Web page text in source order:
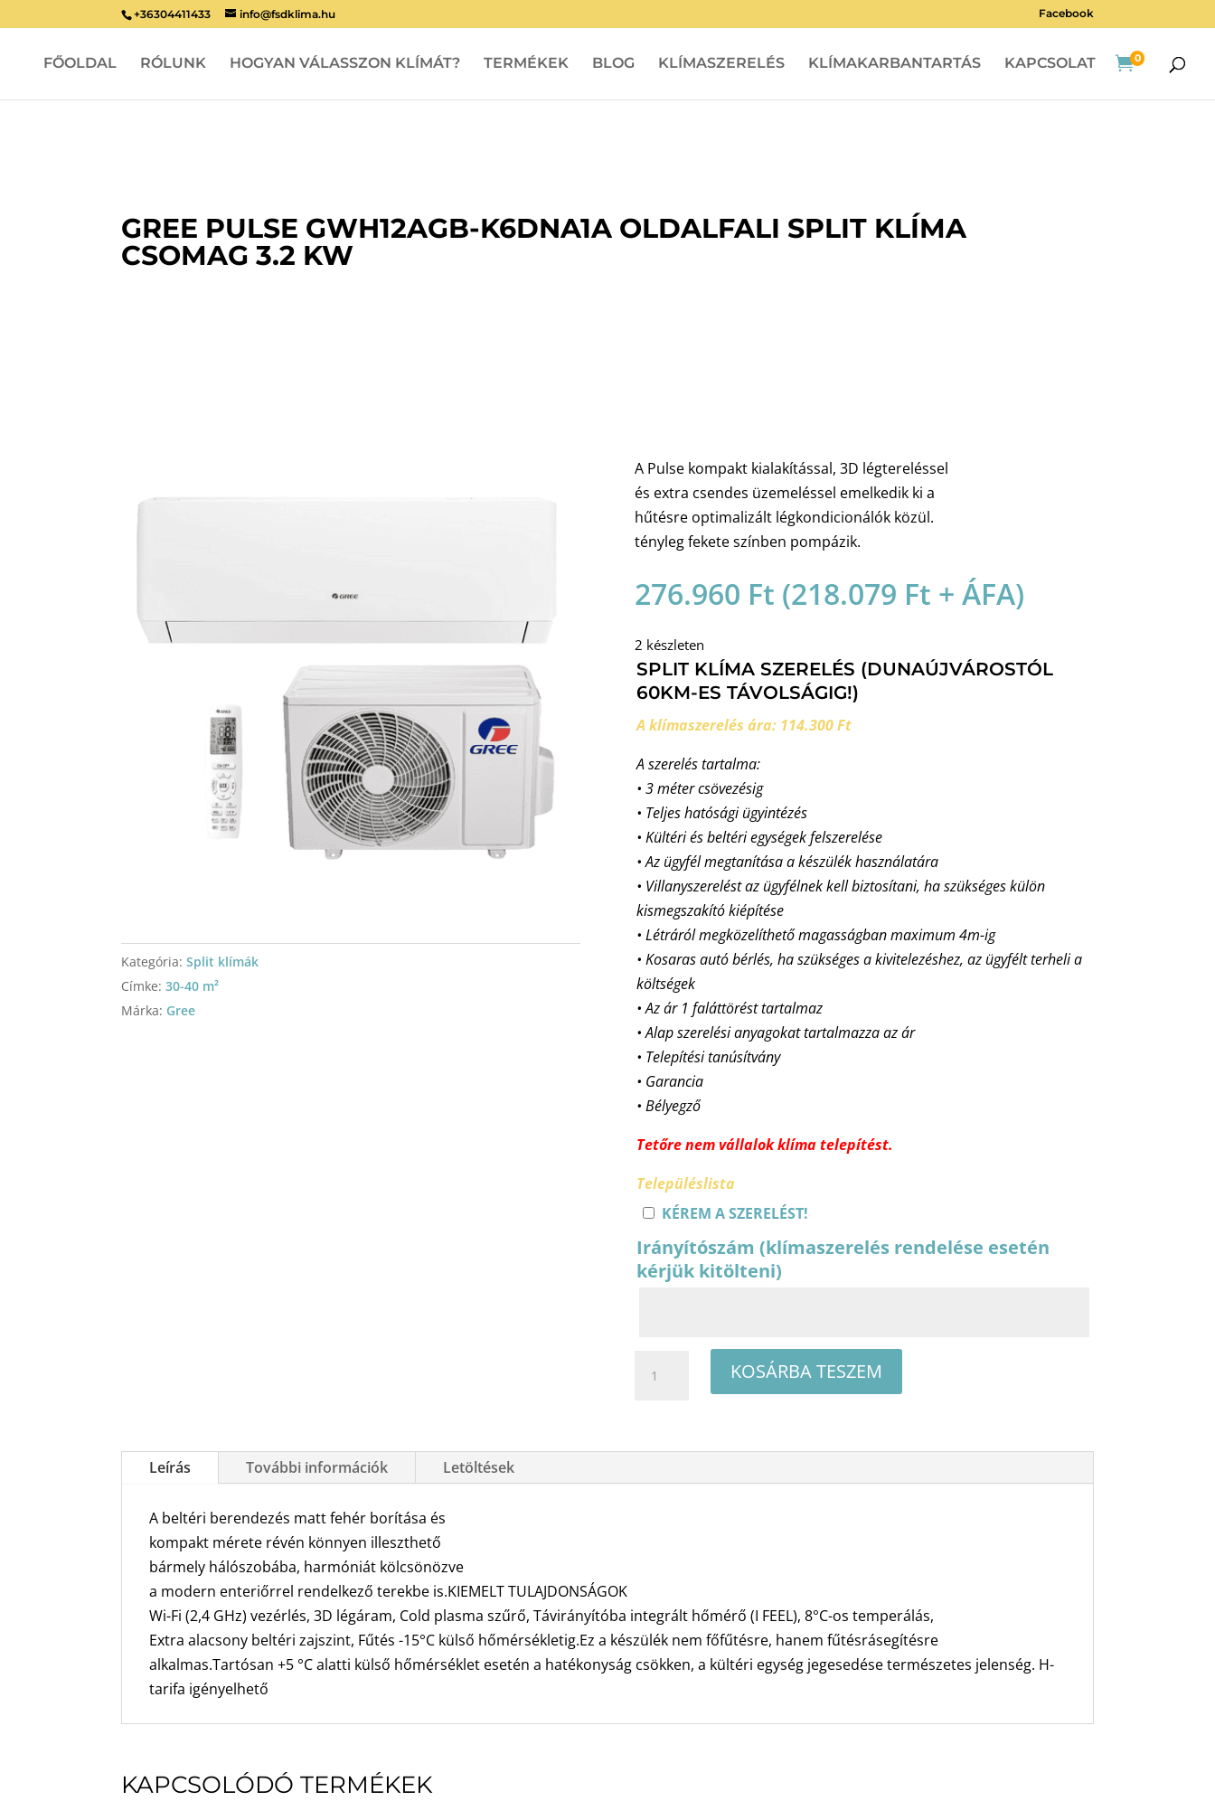
+36304411433 info@fsdklima.hu Facebook
FŐOLDAL RÓLUNK HOGYAN VÁLASSZON KLÍMÁT? TERMÉKEK BLOG KLÍMASZERELÉS KLÍMAKARBANTARTÁS KAPCSOLAT 0
GREE PULSE GWH12AGB-K6DNA1A OLDALFALI SPLIT KLÍMA
CSOMAG 3.2 KW
Kategória:Split klímák
Címke:30-40 m²
Márka: Gree
A Pulse kompakt kialakítással, 3D légtereléssel
és extra csendes üzemeléssel emelkedik ki a
hűtésre optimalizált légkondicionálók közül.
tényleg fekete színben pompázik.
276.960 Ft (218.079 Ft + ÁFA)
2 készleten
SPLIT KLÍMA SZERELÉS (DUNAÚJVÁROSTÓL
60KM-ES TÁVOLSÁGIG!)
A klímaszerelés ára: 114.300 Ft
A szerelés tartalma:
• 3 méter csövezésig
• Teljes hatósági ügyintézés
• Kültéri és beltéri egységek felszerelése
• Az ügyfél megtanítása a készülék használatára
• Villanyszerelést az ügyfélnek kell biztosítani, ha szükséges külön
kismegszakító kiépítése
• Létráról megközelíthető magasságban maximum 4m-ig
• Kosaras autó bérlés, ha szükséges a kivitelezéshez, az ügyfélt terheli a
költségek
• Az ár 1 faláttörést tartalmaz
• Alap szerelési anyagokat tartalmazza az ár
• Telepítési tanúsítvány
• Garancia
• Bélyegző
Tetőre nem vállalok klíma telepítést.
Településlista
KÉREM A SZERELÉST!
Irányítószám (klímaszerelés rendelése esetén
kérjük kitölteni)
Pulse
split
mennyiség
KOSÁRBA TESZEM
Leírás További információk Letöltések
A beltéri berendezés matt fehér borítása és
kompakt mérete révén könnyen illeszthető
bármely hálószobába, harmóniát kölcsönözve
a modern enteriőrrel rendelkező terekbe is.KIEMELT TULAJDONSÁGOK
Wi-Fi (2,4 GHz) vezérlés, 3D légáram, Cold plasma szűrő, Távirányítóba integrált hőmérő (I FEEL), 8°C-os temperálás,
Extra alacsony beltéri zajszint, Fűtés -15°C külső hőmérsékletig.Ez a készülék nem főfűtésre, hanem fűtésrásegítésre
alkalmas.Tartósan +5 °C alatti külső hőmérséklet esetén a hatékonyság csökken, a kültéri egység jegesedése természetes jelenség. H-
tarifa igényelhető
KAPCSOLÓDÓ TERMÉKEK